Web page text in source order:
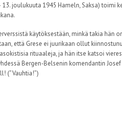
13. joulukuuta 1945 Hameln, Saksa) toimi
käytöksestään, minkä takia hän
että Grese ei juurikaan ollut
rituaaleja, ja hän itse katsoi
Bergen-Belsenin komendantin
(”Vauhtia!”)